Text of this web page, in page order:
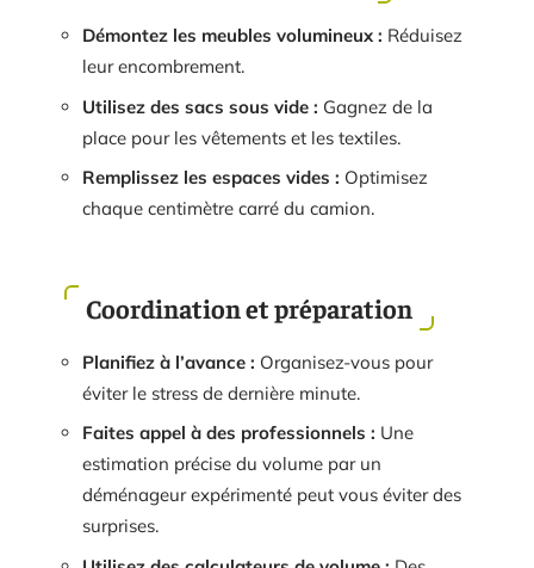
Démontez les meubles volumineux : Réduisez
leur encombrement.
Utilisez des sacs sous vide : Gagnez de la
place pour les vêtements et les textiles.
Remplissez les espaces vides : Optimisez
chaque centimètre carré du camion.
Coordination et préparation
Planifiez à l’avance : Organisez-vous pour
éviter le stress de dernière minute.
Faites appel à des professionnels : Une
estimation précise du volume par un
déménageur expérimenté peut vous éviter des
surprises.